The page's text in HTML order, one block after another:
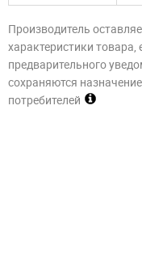
Производитель
характеристики
предварительного
сохраняются
потребителей